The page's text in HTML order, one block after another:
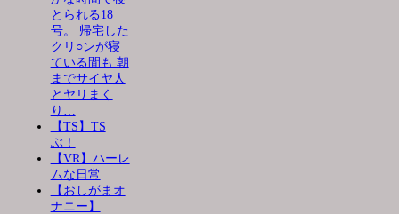
とられる18
号。 帰宅した
クリ○ンが寝
ている間も 朝
までサイヤ人
とヤリまく
り…
【TS】TS
ぶ！
【VR】ハーレ
ムな日常
【おしがまオ
ナニー】